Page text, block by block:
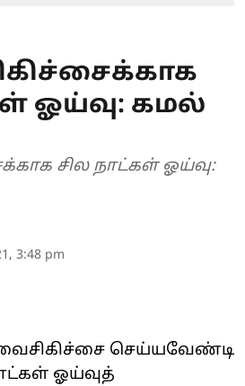
ஓய்வு: கமல்
சில நாட்கள் ஓய்வு:
3:48 pm
செய்யவேண்டி
ஓய்வுத்